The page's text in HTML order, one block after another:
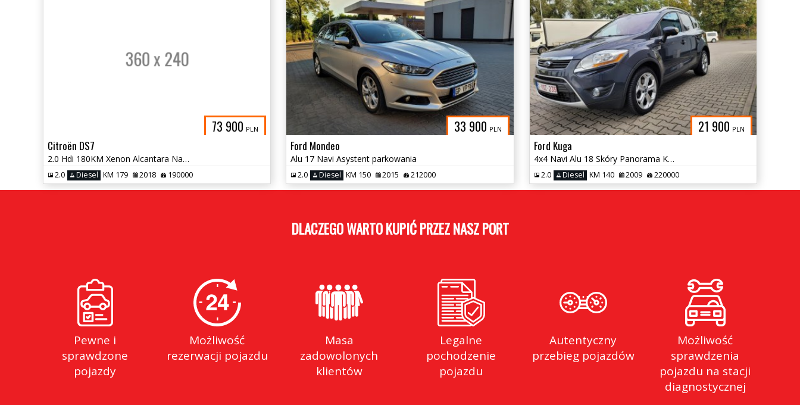
73 900 PLN
Citroën DS7
2.0 Hdi 180KM Xenon Alcantara Navi Kamera
2.0 Diesel KM 179 2018 190000
33 900 PLN
Ford Mondeo
Alu 17 Navi Asystent parkowania
2.0 Diesel KM 150 2015 212000
21 900 PLN
Ford Kuga
4x4 Navi Alu 18 Skóry Panorama Kamera
2.0 Diesel KM 140 2009 220000
DLACZEGO WARTO KUPIĆ P
Pewne i
sprawdzone
pojazdy
Możliwość
rezerwacji pojazdu
Masa
zadowolonych
klientów
Legalne
pochodzenie
pojazdu
Autentyczny
przebieg pojazdów
Możliwość
sprawdzenia
pojazdu na stacji
diagnostycznej